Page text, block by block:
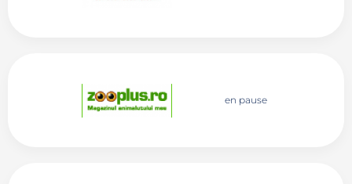
en pause